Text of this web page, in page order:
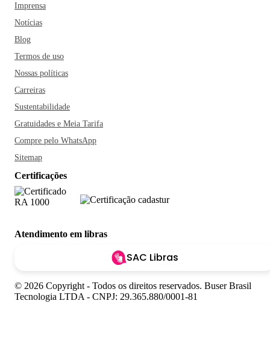
Imprensa
Notícias
Blog
Termos de uso
Nossas políticas
Carreiras
Sustentabilidade
Gratuidades e Meia Tarifa
Compre pelo WhatsApp
Sitemap
Certificações
Atendimento em libras
SAC Libras
© 2026 Copyright - Todos os direitos reservados. Buser Brasil
Tecnologia LTDA - CNPJ: 29.365.880/0001-81